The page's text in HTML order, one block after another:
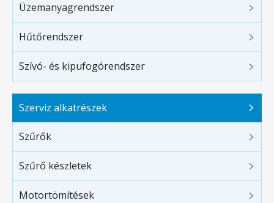
Üzemanyagrendszer
Hűtőrendszer
Szívó- és kipufogórendszer
Szerviz alkatrészek
Szűrők
Szűrő készletek
Motortömítések